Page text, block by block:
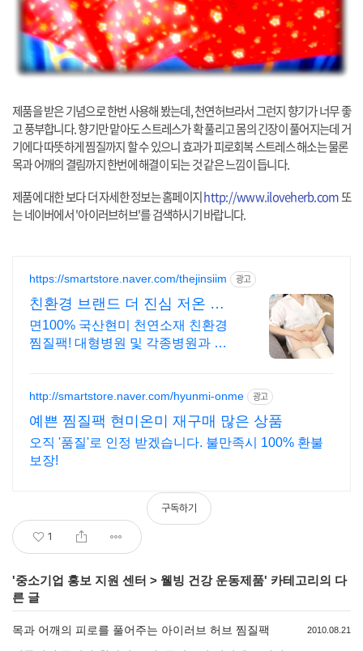
제품을 받은 기념으로 한번 사용해 봤는데, 천연허브라서 그런지 향기가 너무 좋
고 풍부합니다. 향기만 맡아도 스트레스가 확 풀리고 몸의 긴장이 풀어지는데 거
기에다 따뜻하게 찜질까지 할 수 있으니 효과가 피로회복 스트레스 해소는 물론
목과 어깨의 결림까지 한번에 해결이 되는 것 같은 느낌이 듭니다.
제품에 대한 보다 더 자세한 정보는 홈페이지http://www.iloveherb.com또
는 네이버에서 '아이러브허브'를 검색하시기 바랍니다.
https://smartstore.naver.com/thejinsiim 광고
친환경 브랜드 더 진심 저온 저
장 굿뜨래 인증
면100% 국산현미 천연소재 친환경
찜질팩! 대형병원 및 각종병원과 제
SET구성
http://smartstore.naver.com/hyunmi-onme 광고
예쁜 찜질팩 현미온미 재구매 많은 상품
오직 '품질'로 인정 받겠습니다. 불만족시 100% 환불
보장!
1
구독하기
'중소기업 홍보 지원 센터 > 웰빙 건강 운동제품' 카테고리의 다
른 글
목과 어깨의 피로를 풀어주는 아이러브 허브 찜질팩 2010.08.21